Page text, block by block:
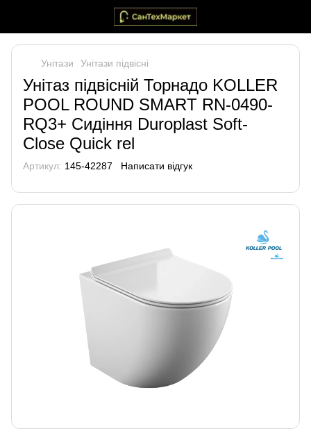
Унітази Унітази підвісні
Унітаз підвісній Торнадо KOLLER
POOL ROUND SMART RN-0490-
RQ3+ Сидіння Duroplast Soft-
Close Quick rel
Артикул: 145-42287 Написати відгук